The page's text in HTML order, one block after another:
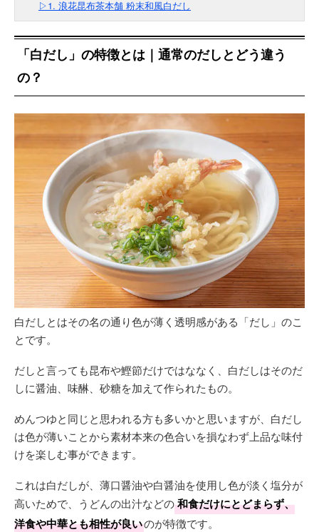
▷1. 浪花昆布茶本舗 粉末和風白だし
「白だし」の特徴とは｜通常のだしとどう違う
の？
白だしとはその名の通り色が薄く透明感がある「だし」のこ
とです。
だしと言っても昆布や鰹節だけではななく、白だしはそのだ
しに醤油、味醂、砂糖を加えて作られたもの。
めんつゆと同じと思われる方も多いかと思いますが、白だし
は色が薄いことから素材本来の色合いを損なわず上品な味付
けを楽しむ事ができます。
これは白だしが、薄口醤油や白醤油を使用し色が淡く塩分が
高いためで、うどんの出汁などの和食だけにとどまらず、
洋食や中華とも相性が良いのが特徴です。